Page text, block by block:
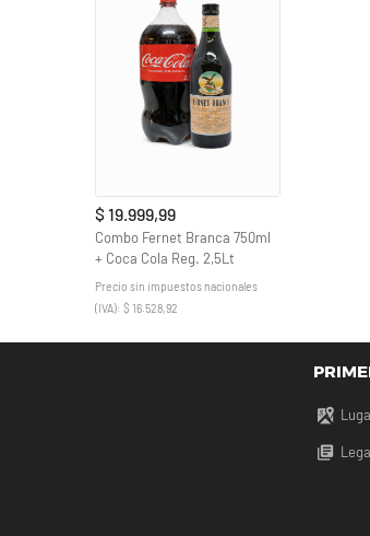
$ 19.999,99
Combo Fernet Branca 750ml
+ Coca Cola Reg. 2,5Lt
Precio sin impuestos nacionales
(IVA): $ 16.528,92